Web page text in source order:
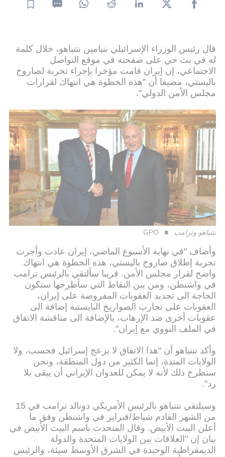
قال رئيس الوزراء الإسرائيلي بنيامين نتنياهو، خلال كلمة
له في بث حي على صفحته في موقع التواصل
الاجتماعي، إن إيران قامت مؤخرا بإجراء تجربة لصاروخ
باليستي، مضيفا أن "هذه الخطوة هي انتهاك لقرارات
مجلس الأمن الدولي".
نتنياهو وترامب GPO
وأضاف "في نهاية الأسبوع الماضي، إيران عادت وأجرت
تجربة إطلاق صاروخ باليستي، هذه الخطوة هي انتهاك
واضح لقرار مجلس الأمن. قريبا سألتقي بالرئيس ترامب
في واشنطن، ومن بين النقاط التي سأطرحها ستكون
الحاجة الى تجديد العقوبات المفروضة على إيران،
العقوبات على تجارب الصواريخ البايستية إضافة الى
عقوبات أخرى ضد الإرهاب، بالإضافة الى مناقشة الاتفاق
في الملف النووي مع إيران".
وأكد نتنياهو أن "هذا الاتفاق لا يزعج إسرائيل فحسب، ولا
الولايات المتدة، إنما الكثير من دول المنطقة، ونحن
سنطرح ذلك لأنه لا يمكن للعدوان الإيراني أن يبقى بلا
رد".
وسيلتقي نتنياهو بالرئيس الأمريكي دونالد ترامب في 15
من الشهر القادم شباط/فبراير في واشنطن وفق ما
أعلن البيت الأبيض. وقال المتحدث باسم البيت الأبيض في
بيان إن "العلاقات بين الولايات المتحدة والدولة
الديمقراطية الوحيدة في الشرق الأوسط سيئة، والرئيس